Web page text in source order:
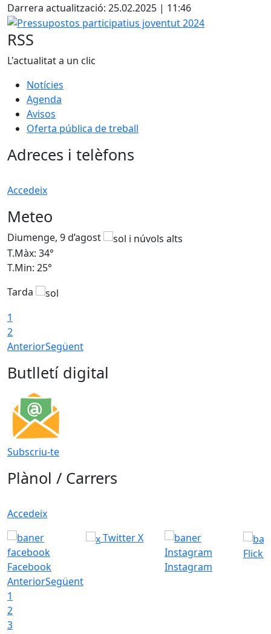
Darrera actualització: 25.02.2025 | 11:46
Pressupostos participatius joventut 2024
RSS
L'actualitat a un clic
Notícies
Agenda
Avisos
Oferta pública de treball
Adreces i telèfons
Accedeix
Meteo
Diumenge, 9 d’agost
T.Màx: 34°
T.Min: 25°
Tarda
1
2
AnteriorSegüent
Butlletí digital
Subscriu-te
Plànol / Carrers
Accedeix
Facebook
Twitter X
Instagram
Flickr
AnteriorSegüent
1
2
3